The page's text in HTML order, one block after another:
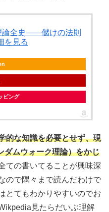
論全史――儲けの法則
を見る
ピング
的な知識を必要とせず、現
ムウォーク理論）をかじ
ての書いてることが興味深
ので隅々まで読んだわけで
とてもわかりやすいのでお
見たらだいぶ理解